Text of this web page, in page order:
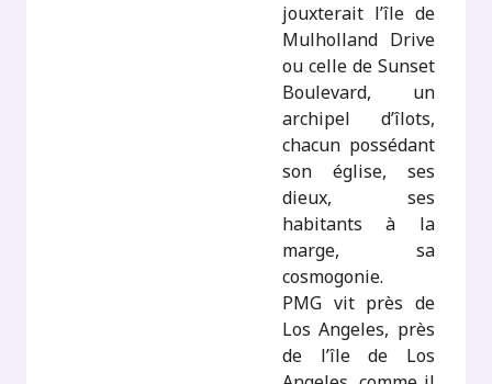
jouxterait l’île de
Mulholland Drive
ou celle de Sunset
Boulevard, un
archipel d’îlots,
chacun possédant
son église, ses
dieux, ses
habitants à la
marge, sa
cosmogonie.
PMG vit près de
Los Angeles, près
de l’île de Los